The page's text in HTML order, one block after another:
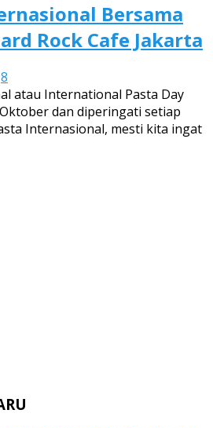
Bersama
Rock Cafe Jakarta
8
atau International Pasta Day
dan diperingati setiap
Internasional, mesti kita ingat